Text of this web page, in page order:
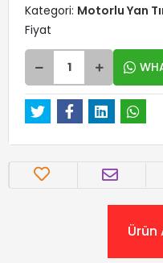
Kategori: Motorlu Yan
Fiyat
Ürün